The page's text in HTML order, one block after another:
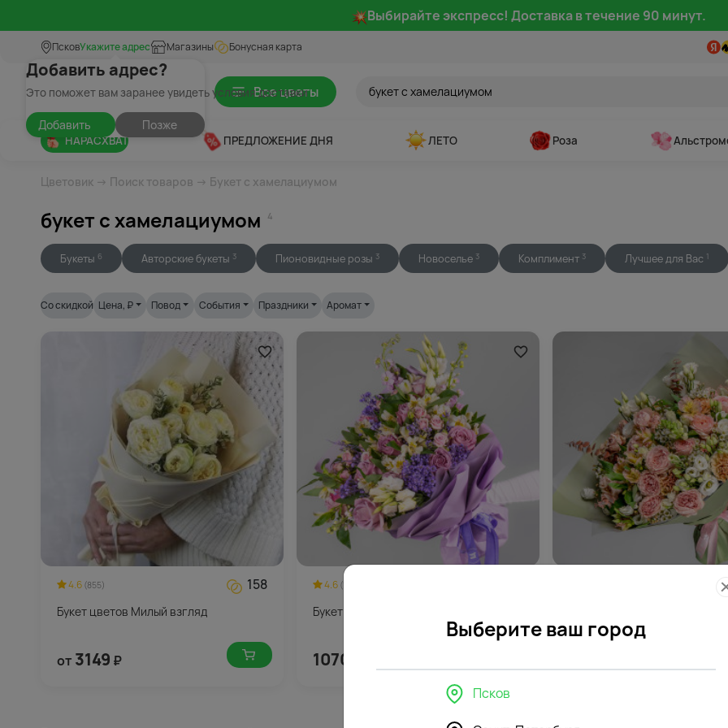
Выбирайте экспресс! Доставка в течение 90 минут.
ПсковУкажите адрес
Добавить адрес?
Это поможет вам заранее увидеть условия доставки
Добавить Позже
Магазины Бонусная карта
Все цветы
НАРАСХВАТ ПРЕДЛОЖЕНИЕ ДНЯ ЛЕТО Роза
Цветовик → Поиск товаров → Букет с хамелациумом
букет с хамелациумом 4
Букеты 6 Авторские букеты 3 Пионовидные розы 3 Новоселье 3 Комплимент 3 Лучшее для Вас 1
Со скидкой Цена, ₽ Повод События Праздники Аромат
4.6 (855) 158
Букет цветов Милый взгляд
от 3149 ₽
4.6 (148)
Букет цветов Фиолетовый рассвет
10700
Выберите ваш город
Псков